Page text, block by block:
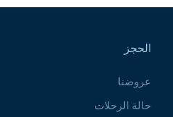
الحجز
عروضنا
حالة الرحلات